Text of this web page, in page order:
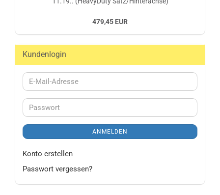
479,45 EUR
Kundenlogin
E-
Mail-
Passwort
ANMELDEN
Konto erstellen
Passwort vergessen?